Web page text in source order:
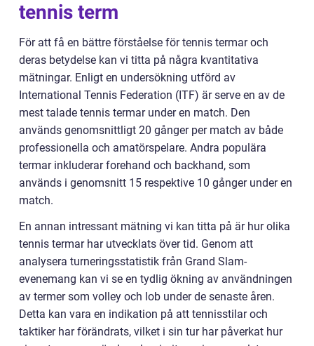
tennis term
För att få en bättre förståelse för tennis termar och
deras betydelse kan vi titta på några kvantitativa
mätningar. Enligt en undersökning utförd av
International Tennis Federation (ITF) är serve en av de
mest talade tennis termar under en match. Den
används genomsnittligt 20 gånger per match av både
professionella och amatörspelare. Andra populära
termar inkluderar forehand och backhand, som
används i genomsnitt 15 respektive 10 gånger under en
match.
En annan intressant mätning vi kan titta på är hur olika
tennis termar har utvecklats över tid. Genom att
analysera turneringsstatistik från Grand Slam-
evenemang kan vi se en tydlig ökning av användningen
av termer som volley och lob under de senaste åren.
Detta kan vara en indikation på att tennisstilar och
taktiker har förändrats, vilket i sin tur har påverkat hur